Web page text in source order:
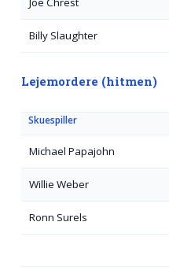
Billy Slaughter
Lejemordere (hitmen)
Skuespiller
Michael Papajohn
Willie Weber
Ronn Surels